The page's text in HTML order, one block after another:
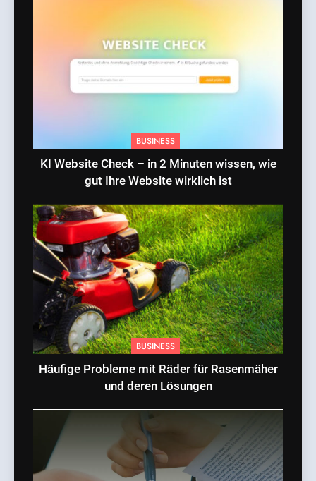
BUSINESS
KI Website Check – in 2 Minuten wissen, wie
gut Ihre Website wirklich ist
BUSINESS
Häufige Probleme mit Räder für Rasenmäher
und deren Lösungen